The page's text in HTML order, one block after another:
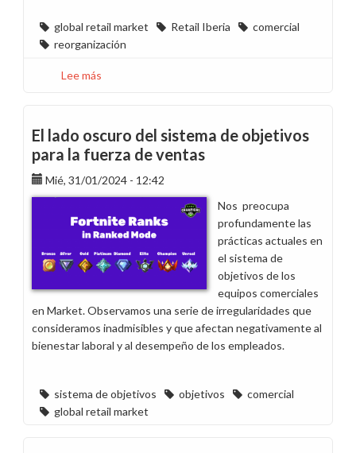
global retail market Retail Iberia
comercial
reorganización
Lee más
Retail
Iberia
El lado oscuro del sistema de objetivos
para la fuerza de ventas
Mié, 31/01/2024 - 12:42
Nos preocupa
profundamente las
prácticas actuales en
el sistema de
objetivos de los
equipos comerciales
en Market. Observamos una serie de irregularidades que
consideramos inadmisibles y que afectan negativamente al
bienestar laboral y al desempeño de los empleados.
sistema de objetivos objetivos
comercial
global retail market